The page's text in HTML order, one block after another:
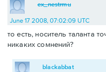
ex_nestrmu
June 17 2008, 07:02:09 UTC
то есть, носитель таланта
никаких сомнений?
blackabbat